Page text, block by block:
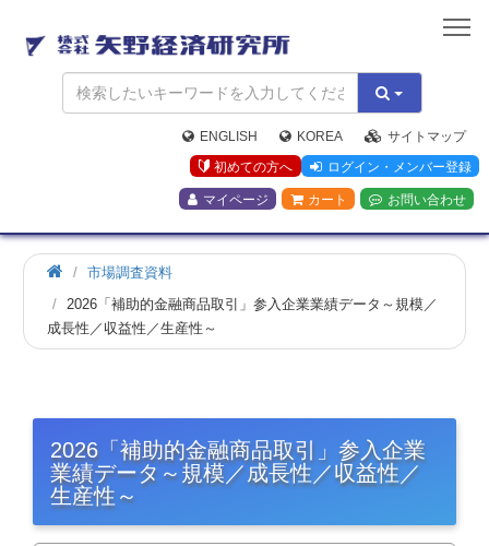
矢
野
経
済
研
究
所
ENGLISH KOREA
サイトマップ
初めての方へ
ログイン・メンバー登録
マイページ カート お問い合わせ
市場調査資料
2026「補助的金融商品取引」参入企業業績データ～規模／
成長性／収益性／生産性～
2026「補助的金融商品取引」参入企業
業績データ～規模／成長性／収益性／
生産性～